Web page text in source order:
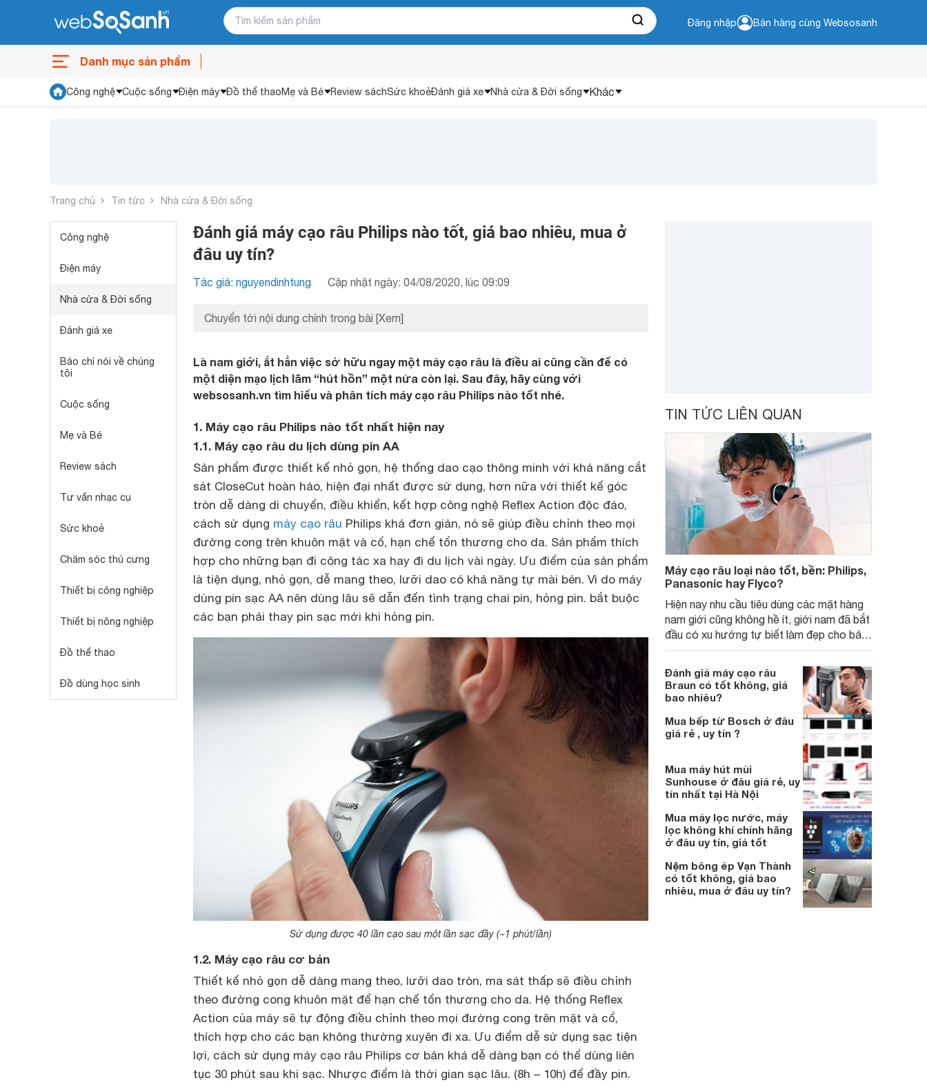
Đăng nhập Bán hàng cùng Websosanh
Danh mục sản phẩm
Công nghệ Cuộc sống Điện máy Đồ thể thaoMẹ và Bé Review sáchSức khoẻĐánh giá xe Nhà cửa & Đời sống Khác
Trang chủ Tin tức Nhà cửa & Đời sống
Công nghệ
Điện máy
Nhà cửa & Đời sống
Đánh giá xe
Báo chí nói về chúng
tôi
Cuộc sống
Mẹ và Bé
Review sách
Tư vấn nhạc cụ
Sức khoẻ
Chăm sóc thú cưng
Thiết bị công nghiệp
Thiết bị nông nghiệp
Đồ thể thao
Đồ dùng học sinh
Đánh giá máy cạo râu Philips nào tốt, giá bao nhiêu, mua ở
đâu uy tín?
Tác giả: nguyendinhtung Cập nhật ngày: 04/08/2020, lúc 09:09
Chuyển tới nội dung chính trong bài [Xem]
Là nam giới, ắt hẳn việc sở hữu ngay một máy cạo râu là điều ai cũng cần để có
một diện mạo lịch lãm “hút hồn” một nửa còn lại. Sau đây, hãy cùng với
websosanh.vn tìm hiểu và phân tích máy cạo râu Philips nào tốt nhé.
1. Máy cạo râu Philips nào tốt nhất hiện nay
1.1. Máy cạo râu du lịch dùng pin AA
Sản phẩm được thiết kế nhỏ gọn, hệ thống dao cạo thông minh với khả năng cắt
sát CloseCut hoàn hảo, hiện đại nhất được sử dụng, hơn nữa với thiết kế góc
tròn dễ dàng di chuyển, điều khiển, kết hợp công nghệ Reflex Action độc đáo,
cách sử dụng máy cạo râu Philips khá đơn giản, nó sẽ giúp điều chỉnh theo mọi
đường cong trên khuôn mặt và cổ, hạn chế tổn thương cho da. Sản phẩm thích
hợp cho những bạn đi công tác xa hay đi du lịch vài ngày. Ưu điểm của sản phẩm
là tiện dụng, nhỏ gọn, dễ mang theo, lưỡi dao có khả năng tự mài bén. Vì do máy
dùng pin sạc AA nên dùng lâu sẽ dẫn đến tình trạng chai pin, hỏng pin. bắt buộc
các bạn phải thay pin sạc mới khi hỏng pin.
Sử dụng được 40 lần cạo sau một lần sạc đầy (~1 phút/lần)
1.2. Máy cạo râu cơ bản
Thiết kế nhỏ gọn dễ dàng mang theo, lưỡi dao tròn, ma sát thấp sẽ điều chỉnh
theo đường cong khuôn mặt để hạn chế tổn thương cho da. Hệ thống Reflex
Action của máy sẽ tự động điều chỉnh theo mọi đường cong trên mặt và cổ,
thích hợp cho các bạn không thường xuyên đi xa. Ưu điểm dễ sử dụng sạc tiện
lợi, cách sử dụng máy cạo râu Philips cơ bản khá dễ dàng bạn có thể dùng liên
tục 30 phút sau khi sạc. Nhược điểm là thời gian sạc lâu. (8h – 10h) để đầy pin.
TIN TỨC LIÊN QUAN
Máy cạo râu loại nào tốt, bền: Philips,
Panasonic hay Flyco?
Hiện nay nhu cầu tiêu dùng các mặt hàng
nam giới cũng không hề ít, giới nam đã bắt
đầu có xu hướng tự biết làm đẹp cho bản
thân. Thì việc sở hữu một máy cạo râu tốt
để sửa soạn cho bản thân là điều không
thể thiếu được. Cùng websosanh.vn tham
khảo về máy cạo râu đáng lựa chọn hiện
Đánh giá máy cạo râu
Braun có tốt không, giá
bao nhiêu?
Mua bếp từ Bosch ở đâu
giá rẻ , uy tín ?
Mua máy hút mùi
Sunhouse ở đâu giá rẻ, uy
tín nhất tại Hà Nội
Mua máy lọc nước, máy
lọc không khí chính hãng
ở đâu uy tín, giá tốt
Nệm bông ép Vạn Thành
có tốt không, giá bao
nhiêu, mua ở đâu uy tín?